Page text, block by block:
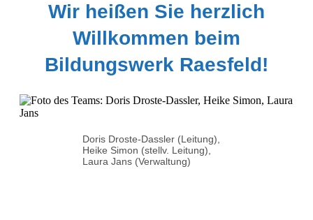
Wir heißen Sie herzlich
Willkommen beim
Bildungswerk Raesfeld!
Doris Droste-Dassler (Leitung),
Heike Simon (stellv. Leitung),
Laura Jans (Verwaltung)